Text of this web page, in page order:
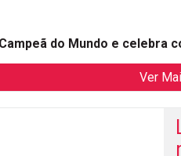
do Mundo e celebra
Ver